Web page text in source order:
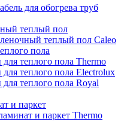
для обогрева труб
теплый пол
теплый пол Caleo
пола
теплого пола Thermo
для теплого пола Electrolux
теплого пола Royal
и паркет
и паркет Thermo